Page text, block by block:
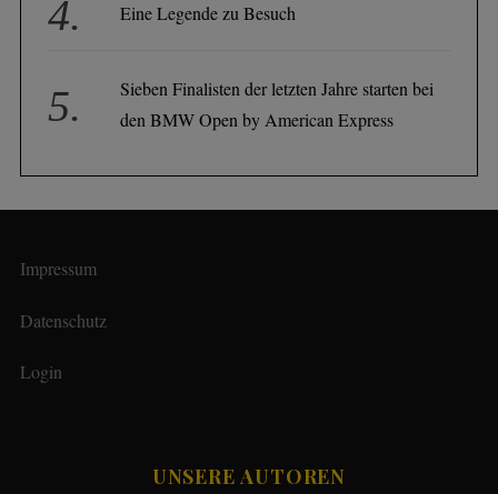
Eine Legende zu Besuch
Sieben Finalisten der letzten Jahre starten bei
den BMW Open by American Express
Impressum
Datenschutz
Login
UNSERE AUTOREN